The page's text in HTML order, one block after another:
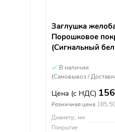
Заглушка
Порошковое
(Сигнальный
В наличии
(Самовывоз /
Цена (с НДС)
Розничная цена
Диаметр, мм
Покрытие